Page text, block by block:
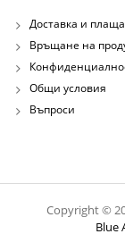
Доставка и
Връщане на
Общи условия
Въпроси
Copyright ©
Blue